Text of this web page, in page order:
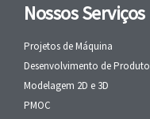
Nossos Serviços
Projetos de Máquina
Desenvolvimento de Produto
Modelagem 2D e 3D
PMOC